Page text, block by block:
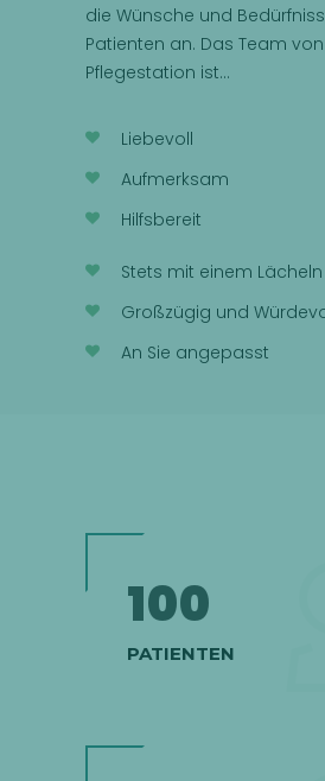
die Wünsche und
Patienten an. Das Team
Pflegestation ist…
Liebevoll
Aufmerksam
Hilfsbereit
Stets mit einem Lächeln
Großzügig und
An Sie angepasst
100
PATIENTEN